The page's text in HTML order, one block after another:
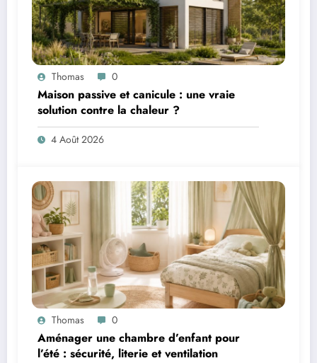
Thomas 0
Maison passive et canicule : une vraie
solution contre la chaleur ?
4 Août 2026
Thomas 0
Aménager une chambre d’enfant pour
l’été : sécurité, literie et ventilation